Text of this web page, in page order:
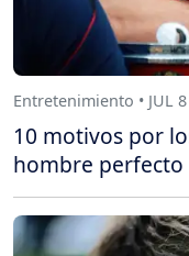
Entretenimiento • JUL
10 motivos por
hombre perfecto